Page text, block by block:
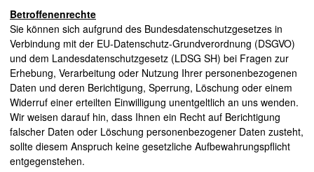
Betroffenenrechte
Sie können sich aufgrund des Bundesdatenschutzgesetzes in
Verbindung mit der EU-Datenschutz-Grundverordnung (DSGVO)
und dem Landesdatenschutzgesetz (LDSG SH) bei Fragen zur
Erhebung, Verarbeitung oder Nutzung Ihrer personenbezogenen
Daten und deren Berichtigung, Sperrung, Löschung oder einem
Widerruf einer erteilten Einwilligung unentgeltlich an uns wenden.
Wir weisen darauf hin, dass Ihnen ein Recht auf Berichtigung
falscher Daten oder Löschung personenbezogener Daten zusteht,
sollte diesem Anspruch keine gesetzliche Aufbewahrungspflicht
entgegenstehen.